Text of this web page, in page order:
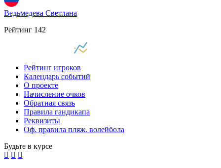
Ведьмедева Светлана
Рейтинг 142
Рейтинг игроков
Календарь событий
О проекте
Начисление очков
Обратная связь
Правила гандикапа
Реквизиты
Оф. правила пляж. волейбола
Будьте в курсе